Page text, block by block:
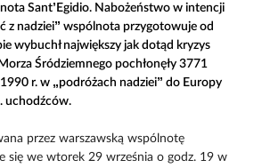
Sant’Egidio. Nabożeństwo w intencji
z nadziei” wspólnota przygotowuje od
wybuchł największy jak dotąd kryzys
Śródziemnego pochłonęły 3771
r. w „podróżach nadziei” do Europy
uchodźców.
przez warszawską wspólnotę
się we wtorek 29 września o godz. 19 w